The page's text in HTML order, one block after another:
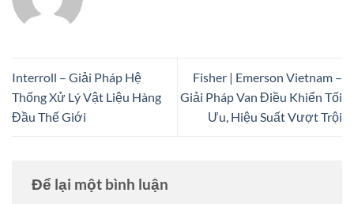
Interroll – Giải Pháp Hệ
Thống Xử Lý Vật Liệu Hàng
Đầu Thế Giới
Fisher | Emerson Vietnam –
Giải Pháp Van Điều Khiển Tối
Ưu, Hiệu Suất Vượt Trội
Để lại một bình luận